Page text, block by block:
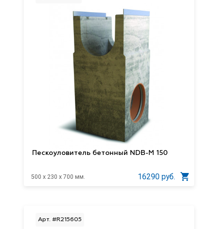
Пескоуловитель бетонный NDB-M 150
500 x 230 x 700 мм. 16290 руб.
Арт. #R215605